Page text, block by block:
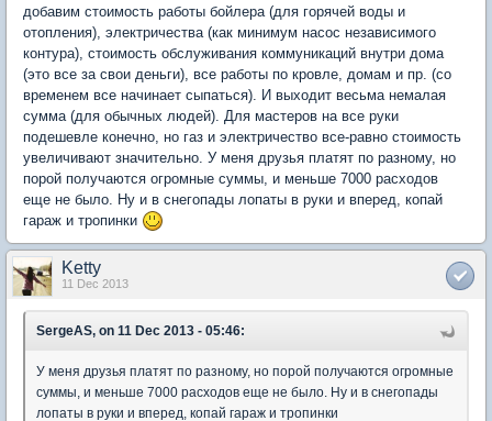
добавим стоимость работы бойлера (для горячей воды и
отопления), электричества (как минимум насос независимого
контура), стоимость обслуживания коммуникаций внутри дома
(это все за свои деньги), все работы по кровле, домам и пр. (со
временем все начинает сыпаться). И выходит весьма немалая
сумма (для обычных людей). Для мастеров на все руки
подешевле конечно, но газ и электричество все-равно стоимость
увеличивают значительно. У меня друзья платят по разному, но
порой получаются огромные суммы, и меньше 7000 расходов
еще не было. Ну и в снегопады лопаты в руки и вперед, копай
гараж и тропинки
Ketty
11 Dec 2013
SergeAS, on 11 Dec 2013 - 05:46:
У меня друзья платят по разному, но порой получаются огромные
суммы, и меньше 7000 расходов еще не было. Ну и в снегопады
лопаты в руки и вперед, копай гараж и тропинки